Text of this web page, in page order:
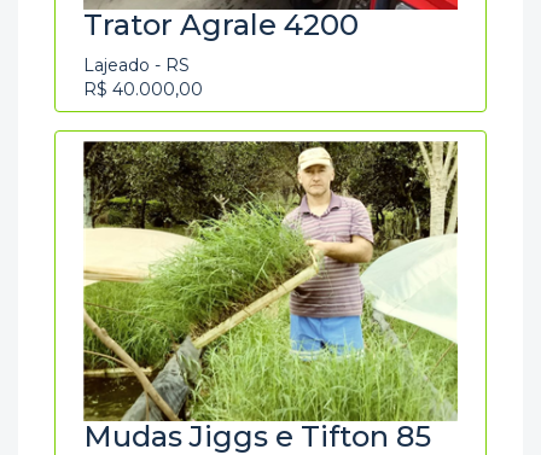
Trator Agrale 4200
Lajeado - RS
R$ 40.000,00
Mudas Jiggs e Tifton 85